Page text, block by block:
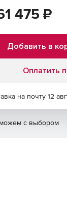
475 ₽
Добавить в
Оплатить
на почту 12
с выбором